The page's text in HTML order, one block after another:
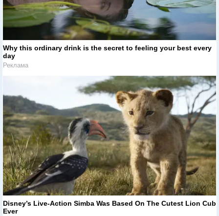
Why this ordinary drink is the secret to feeling your best every
day
Реклама
Disney’s Live-Action Simba Was Based On The Cutest Lion Cub
Ever